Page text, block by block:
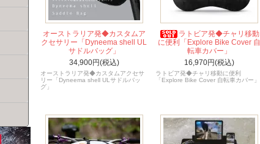
オーストラリア発◆カスタムア
クセサリー「Dyneema shell UL
サドルバッグ」
34,900円(税込)
オーストラリア発◆カスタムアクセサ
リー「Dyneema shell ULサドルバッ
グ」
ラトビア発◆チャリ移動
に便利「Explore Bike Cover 自
転車カバー」
16,970円(税込)
ラトビア発◆チャリ移動に便利
「Explore Bike Cover 自転車カバー」